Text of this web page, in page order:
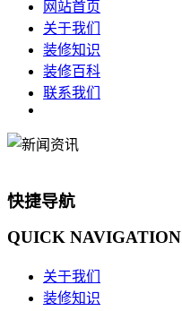
网站首页
关于我们
装修知识
装修百科
联系我们
快捷导航
QUICK NAVIGATION
关于我们
装修知识